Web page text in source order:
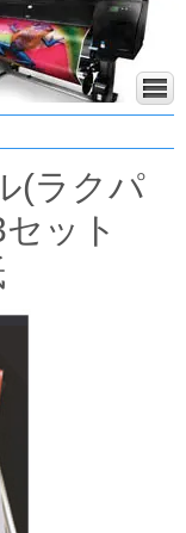
(ラクパ
ット